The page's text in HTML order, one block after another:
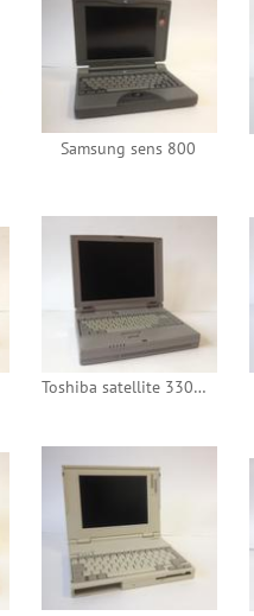
Samsung sens 800
Toshiba satellite 330CDT